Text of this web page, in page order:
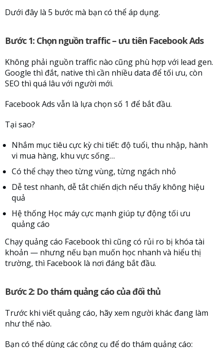
Dưới đây là 5 bước mà bạn có thể áp dụng.
Bước 1: Chọn nguồn traffic – ưu tiên Facebook Ads
Không phải nguồn traffic nào cũng phù hợp với lead gen.
Google thì đắt, native thì cần nhiều data để tối ưu, còn
SEO thì quá lâu với người mới.
Facebook Ads vẫn là lựa chọn số 1 để bắt đầu.
Tại sao?
Nhắm mục tiêu cực kỳ chi tiết: độ tuổi, thu nhập, hành
vi mua hàng, khu vực sống…
Có thể chạy theo từng vùng, từng ngách nhỏ
Dễ test nhanh, dễ tắt chiến dịch nếu thấy không hiệu
quả
Hệ thống Học máy cực mạnh giúp tự động tối ưu
quảng cáo
Chạy quảng cáo Facebook thì cũng có rủi ro bị khóa tài
khoản — nhưng nếu bạn muốn học nhanh và hiểu thị
trường, thì Facebook là nơi đáng bắt đầu.
Bước 2: Do thám quảng cáo của đối thủ
Trước khi viết quảng cáo, hãy xem người khác đang làm
như thế nào.
Bạn có thể dùng các công cụ để do thám quảng cáo: